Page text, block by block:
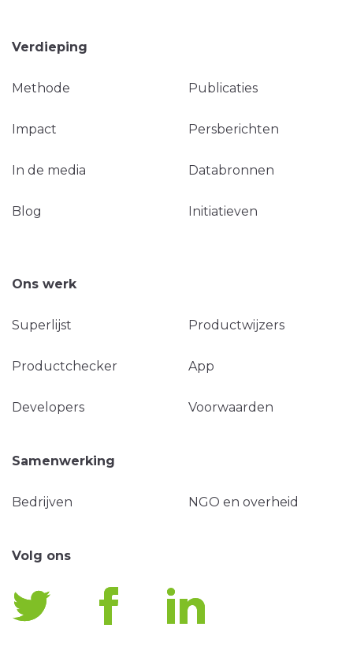
Verdieping
Methode Publicaties
Impact Persberichten
In de media Databronnen
Blog Initiatieven
Ons werk
Superlijst Productwijzers
Productchecker App
Developers Voorwaarden
Samenwerking
Bedrijven NGO en overheid
Volg ons